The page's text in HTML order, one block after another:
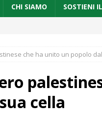
CHI SIAMO SOSTIENI
che ha unito un popolo
cella